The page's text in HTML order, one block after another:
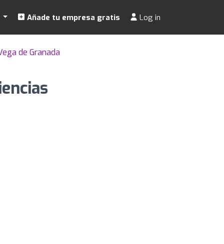
Añade tu empresa gratis Log in
de Granada